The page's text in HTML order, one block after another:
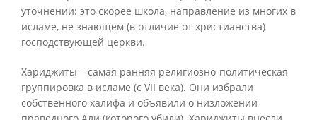
уточнении: это скорее школа, направление из многих в
исламе, не знающем (в отличие от христианства)
господствующей церкви.
Хариджиты – самая ранняя религиозно-политическая
группировка в исламе (с VII века). Они избрали
собственного халифа и объявили о низложении